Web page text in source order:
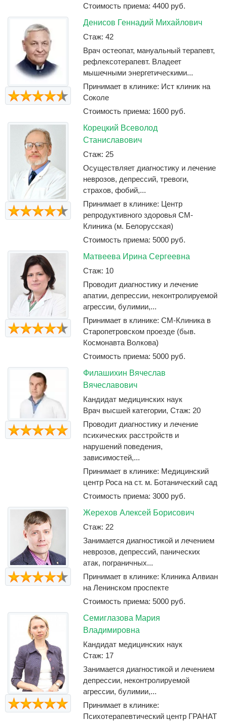
Стоимость приема: 4400 руб.
Денисов Геннадий Михайлович
Стаж: 42
Врач остеопат, мануальный терапевт,
рефлексотерапевт. Владеет
мышечными энергетическими...
Принимает в клинике: Ист клиник на
Соколе
Стоимость приема: 1600 руб.
Корецкий Всеволод
Станиславович
Стаж: 25
Осуществляет диагностику и лечение
неврозов, депрессий, тревоги,
страхов, фобий,...
Принимает в клинике: Центр
репродуктивного здоровья СМ-
Клиника (м. Белорусская)
Стоимость приема: 5000 руб.
Матвеева Ирина Сергеевна
Стаж: 10
Проводит диагностику и лечение
апатии, депрессии, неконтролируемой
агрессии, булимии,...
Принимает в клинике: СМ-Клиника в
Старопетровском проезде (быв.
Космонавта Волкова)
Стоимость приема: 5000 руб.
Филашихин Вячеслав
Вячеславович
Кандидат медицинских наук
Врач высшей категории, Стаж: 20
Проводит диагностику и лечение
психических расстройств и
нарушений поведения,
зависимостей,...
Принимает в клинике: Медицинский
центр Роса на ст. м. Ботанический сад
Стоимость приема: 3000 руб.
Жерехов Алексей Борисович
Стаж: 22
Занимается диагностикой и лечением
неврозов, депрессий, панических
атак, пограничных...
Принимает в клинике: Клиника Алвиан
на Ленинском проспекте
Стоимость приема: 5000 руб.
Семиглазова Мария
Владимировна
Кандидат медицинских наук
Стаж: 17
Занимается диагностикой и лечением
депрессии, неконтролируемой
агрессии, булимии,...
Принимает в клинике:
Психотерапевтический центр ГРАНАТ